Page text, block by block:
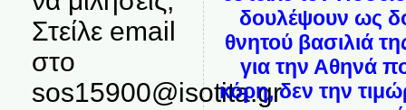
Στείλε email
στο
sos15900@isotita.gr
δουλέψουν ως
θνητού βασιλιά
για την Αθηνά
κόρη, δεν την